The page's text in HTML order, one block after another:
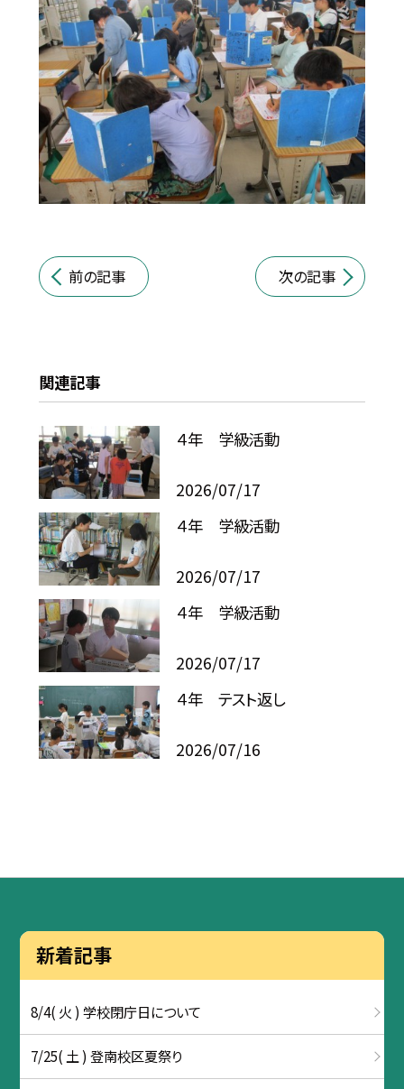
前の記事 次の記事
関連記事
４年 学級活動
2026/07/17
４年 学級活動
2026/07/17
４年 学級活動
2026/07/17
４年 テスト返し
2026/07/16
新着記事
8/4( 火 ) 学校閉庁日について
7/25( 土 ) 登南校区夏祭り